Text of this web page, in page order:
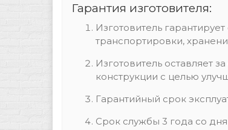
Гарантия изготовителя:
Изготовитель
транспортировки,
Изготовитель оставляет
конструкции с целью
Гарантийный срок
Срок службы 3 года со